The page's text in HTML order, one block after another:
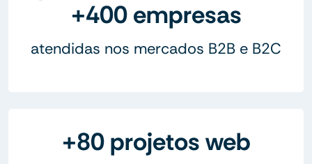
+400 empresas
atendidas nos mercados B2B e B2C
+80 projetos web